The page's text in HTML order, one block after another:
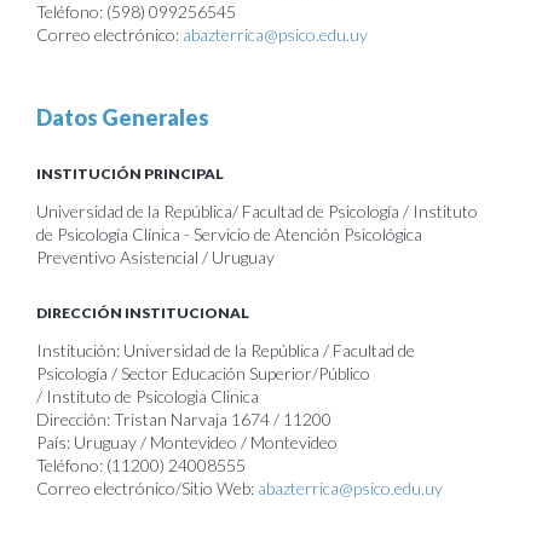
Teléfono: (598) 099256545
Correo electrónico: abazterrica@psico.edu.uy
Datos Generales
INSTITUCIÓN PRINCIPAL
Universidad de la República/ Facultad de Psicología / Instituto
de Psicología Clínica - Servicio de Atención Psicológica
Preventivo Asistencial / Uruguay
DIRECCIÓN INSTITUCIONAL
Institución: Universidad de la República / Facultad de
Psicología / Sector Educación Superior/Público
/ Instituto de Psicologia Clinica
Dirección: Tristan Narvaja 1674 / 11200
País: Uruguay / Montevideo / Montevideo
Teléfono: (11200) 24008555
Correo electrónico/Sitio Web: abazterrica@psico.edu.uy